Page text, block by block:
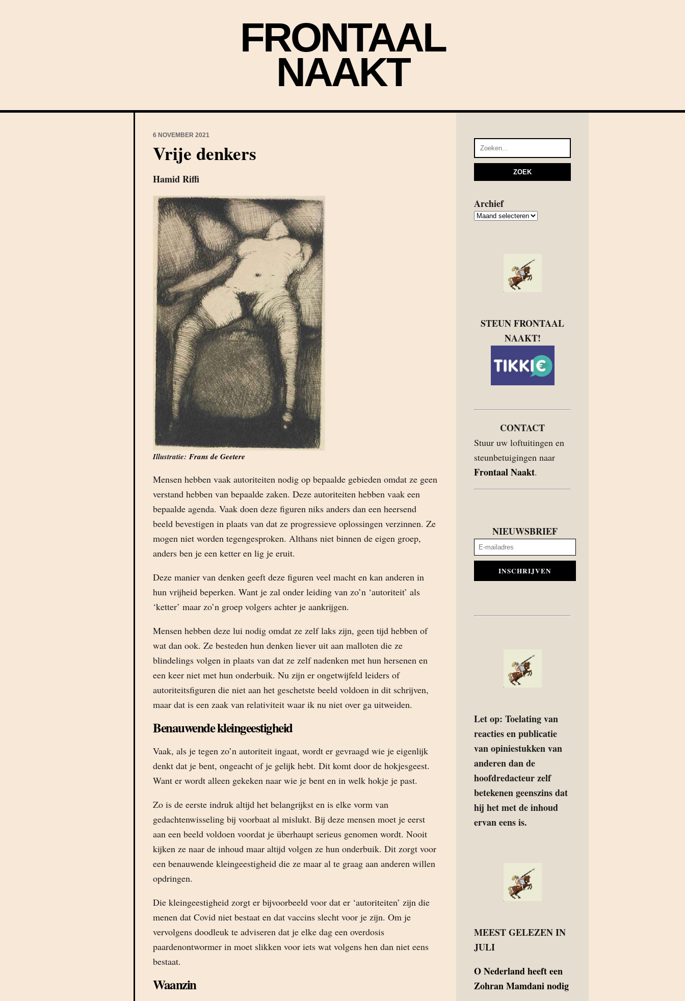
FRONTAAL
NAAKT
6 NOVEMBER 2021
Vrije denkers
Hamid Riffi
Illustratie: Frans de Geetere
Mensen hebben vaak autoriteiten nodig op bepaalde gebieden omdat ze geen
verstand hebben van bepaalde zaken. Deze autoriteiten hebben vaak een
bepaalde agenda. Vaak doen deze figuren niks anders dan een heersend
beeld bevestigen in plaats van dat ze progressieve oplossingen verzinnen. Ze
mogen niet worden tegengesproken. Althans niet binnen de eigen groep,
anders ben je een ketter en lig je eruit.
Deze manier van denken geeft deze figuren veel macht en kan anderen in
hun vrijheid beperken. Want je zal onder leiding van zo’n ‘autoriteit’ als
‘ketter’ maar zo’n groep volgers achter je aankrijgen.
Mensen hebben deze lui nodig omdat ze zelf laks zijn, geen tijd hebben of
wat dan ook. Ze besteden hun denken liever uit aan malloten die ze
blindelings volgen in plaats van dat ze zelf nadenken met hun hersenen en
een keer niet met hun onderbuik. Nu zijn er ongetwijfeld leiders of
autoriteitsfiguren die niet aan het geschetste beeld voldoen in dit schrijven,
maar dat is een zaak van relativiteit waar ik nu niet over ga uitweiden.
Benauwende kleingeestigheid
Vaak, als je tegen zo’n autoriteit ingaat, wordt er gevraagd wie je eigenlijk
denkt dat je bent, ongeacht of je gelijk hebt. Dit komt door de hokjesgeest.
Want er wordt alleen gekeken naar wie je bent en in welk hokje je past.
Zo is de eerste indruk altijd het belangrijkst en is elke vorm van
gedachtenwisseling bij voorbaat al mislukt. Bij deze mensen moet je eerst
aan een beeld voldoen voordat je überhaupt serieus genomen wordt. Nooit
kijken ze naar de inhoud maar altijd volgen ze hun onderbuik. Dit zorgt voor
een benauwende kleingeestigheid die ze maar al te graag aan anderen willen
opdringen.
Die kleingeestigheid zorgt er bijvoorbeeld voor dat er ‘autoriteiten’ zijn die
menen dat Covid niet bestaat en dat vaccins slecht voor je zijn. Om je
vervolgens doodleuk te adviseren dat je elke dag een overdosis
paardenontwormer in moet slikken voor iets wat volgens hen dan niet eens
bestaat.
Waanzin
Archief
Archief
STEUN FRONTAAL
NAAKT!
CONTACT
Stuur uw loftuitingen en
steunbetuigingen naar
Frontaal Naakt.
NIEUWSBRIEF
INSCHRIJVEN
Let op: Toelating van
reacties en publicatie
van opiniestukken van
anderen dan de
hoofdredacteur zelf
betekenen geenszins dat
hij het met de inhoud
ervan eens is.
MEEST GELEZEN IN
JULI
ONederland heeft een
Zohran Mamdani nodig